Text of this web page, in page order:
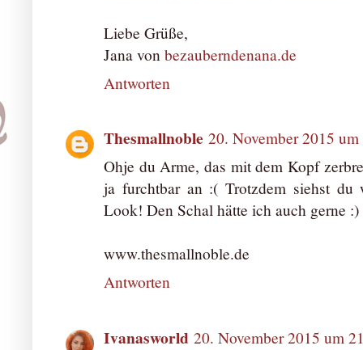
Liebe Grüße,
Jana von bezauberndenana.de
Antworten
Thesmallnoble 20. November 2015
Ohje du Arme, das mit dem Kopf
ja furchtbar an :( Trotzdem siehst
Look! Den Schal hätte ich auch gerne :)
www.thesmallnoble.de
Antworten
Ivanasworld 20. November 2015 um